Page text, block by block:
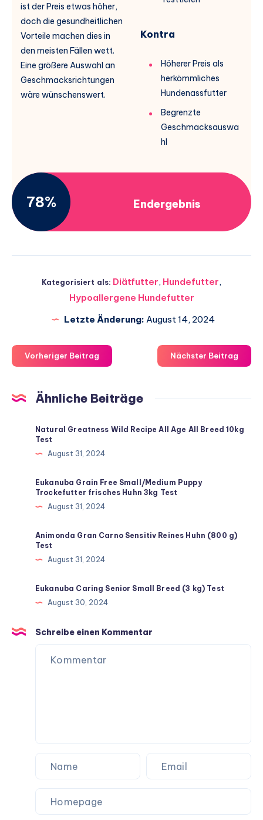
ist der Preis etwas höher,
doch die gesundheitlichen
Vorteile machen dies in
den meisten Fällen wett.
Eine größere Auswahl an
Geschmacksrichtungen
wäre wünschenswert.
Kontra
Höherer Preis als
herkömmliches
Hundenassfutter
Begrenzte
Geschmacksauswa
hl
78% Endergebnis
Kategorisiert als: Diätfutter, Hundefutter,
Hypoallergene Hundefutter
Letzte Änderung: August 14, 2024
Vorheriger Beitrag Nächster Beitrag
Ähnliche Beiträge
Natural Greatness Wild Recipe All Age All Breed 10kg
Test
August 31, 2024
Eukanuba Grain Free Small/Medium Puppy
Trockefutter frisches Huhn 3kg Test
August 31, 2024
Animonda Gran Carno Sensitiv Reines Huhn (800 g)
Test
August 31, 2024
Eukanuba Caring Senior Small Breed (3 kg) Test
August 30, 2024
Schreibe einen Kommentar